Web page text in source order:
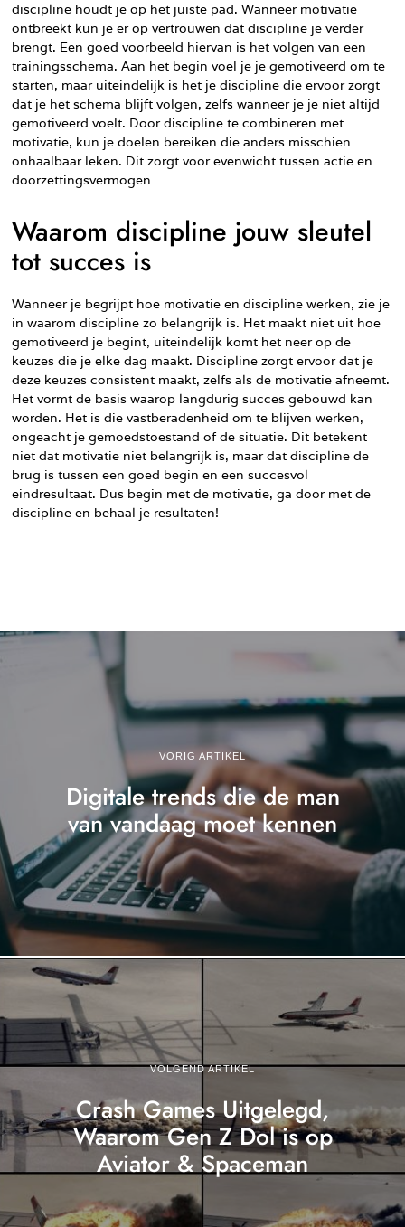
discipline houdt je op het juiste pad. Wanneer motivatie
ontbreekt kun je er op vertrouwen dat discipline je verder
brengt. Een goed voorbeeld hiervan is het volgen van een
trainingsschema. Aan het begin voel je je gemotiveerd om te
starten, maar uiteindelijk is het je discipline die ervoor zorgt
dat je het schema blijft volgen, zelfs wanneer je je niet altijd
gemotiveerd voelt. Door discipline te combineren met
motivatie, kun je doelen bereiken die anders misschien
onhaalbaar leken. Dit zorgt voor evenwicht tussen actie en
doorzettingsvermogen
Waarom discipline jouw sleutel
tot succes is
Wanneer je begrijpt hoe motivatie en discipline werken, zie je
in waarom discipline zo belangrijk is. Het maakt niet uit hoe
gemotiveerd je begint, uiteindelijk komt het neer op de
keuzes die je elke dag maakt. Discipline zorgt ervoor dat je
deze keuzes consistent maakt, zelfs als de motivatie afneemt.
Het vormt de basis waarop langdurig succes gebouwd kan
worden. Het is die vastberadenheid om te blijven werken,
ongeacht je gemoedstoestand of de situatie. Dit betekent
niet dat motivatie niet belangrijk is, maar dat discipline de
brug is tussen een goed begin en een succesvol
eindresultaat. Dus begin met de motivatie, ga door met de
discipline en behaal je resultaten!
VORIG ARTIKEL
Digitale trends die de man
van vandaag moet kennen
VOLGEND ARTIKEL
Crash Games Uitgelegd,
Waarom Gen Z Dol is op
Aviator & Spaceman